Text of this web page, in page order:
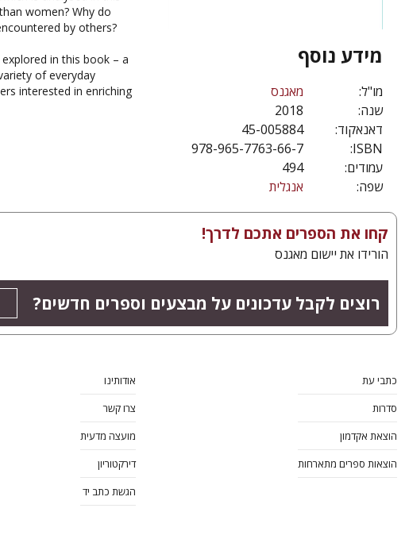
מידע נוסף
מו"ל:
מאגנס
שנה:
2018
דאנאקוד:
45-005884
ISBN:
978-965-7763-66-7
עמודים:
494
שפה:
אנגלית
women? Why do
by others?
in this book – a
of everyday
interested in enriching
קחו את הספרים אתכם לדרך!
הורידו את יישום מאגנס
רוצים לקבל עדכונים על מבצעים וספרים חדשים?
כתבי עת
סדרות
הוצאת אקדמון
הוצאות ספרים מתארחות
אודותינו
צרו קשר
מועצה מדעית
דירקטוריון
הגשת כתב יד